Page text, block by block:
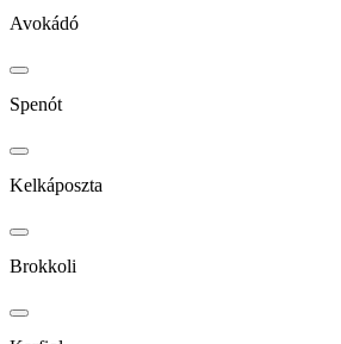
Avokádó
Spenót
Kelkáposzta
Brokkoli